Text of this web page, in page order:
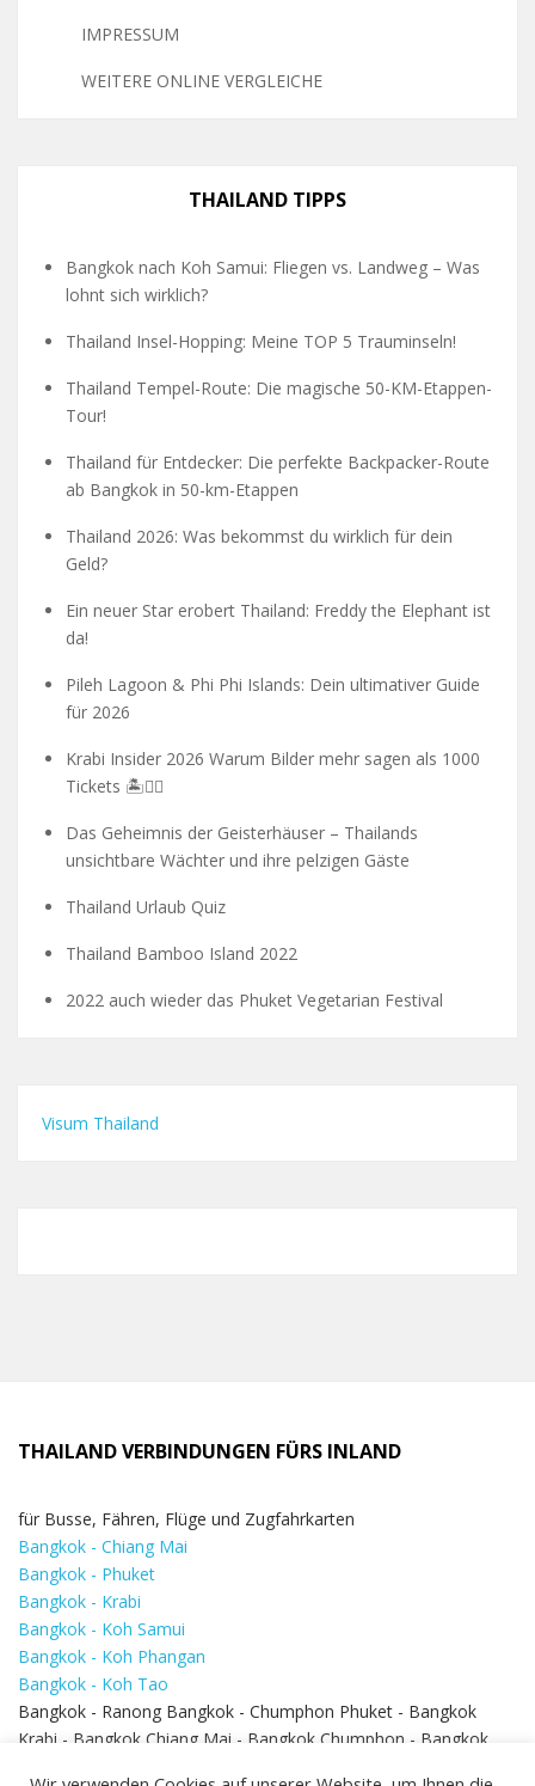
IMPRESSUM
WEITERE ONLINE VERGLEICHE
THAILAND TIPPS
Bangkok nach Koh Samui: Fliegen vs. Landweg – Was
lohnt sich wirklich?
Thailand Insel-Hopping: Meine TOP 5 Trauminseln!
Thailand Tempel-Route: Die magische 50-KM-Etappen-
Tour!
Thailand für Entdecker: Die perfekte Backpacker-Route
ab Bangkok in 50-km-Etappen
Thailand 2026: Was bekommst du wirklich für dein
Geld?
Ein neuer Star erobert Thailand: Freddy the Elephant ist
da!
Pileh Lagoon & Phi Phi Islands: Dein ultimativer Guide
für 2026
Krabi Insider 2026 Warum Bilder mehr sagen als 1000
Tickets 🏝️🧗‍♂️
Das Geheimnis der Geisterhäuser – Thailands
unsichtbare Wächter und ihre pelzigen Gäste
Thailand Urlaub Quiz
Thailand Bamboo Island 2022
2022 auch wieder das Phuket Vegetarian Festival
Visum Thailand
THAILAND VERBINDUNGEN FÜRS INLAND
für Busse, Fähren, Flüge und Zugfahrkarten
Bangkok - Chiang Mai
Bangkok - Phuket
Bangkok - Krabi
Bangkok - Koh Samui
Bangkok - Koh Phangan
Bangkok - Koh Tao
Bangkok - Ranong Bangkok - Chumphon Phuket - Bangkok
Krabi - Bangkok Chiang Mai - Bangkok Chumphon - Bangkok